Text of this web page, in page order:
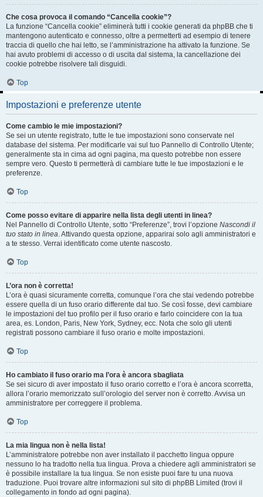
Che cosa provoca il comando “Cancella cookie”?
La funzione “Cancella cookie” eliminerà tutti i cookie generati da phpBB che ti
mantengono autenticato e connesso, oltre a permetterti ad esempio di tenere
traccia di quello che hai letto, se l’amministrazione ha attivato la funzione. Se
hai avuto problemi di accesso o di uscita dal sistema, la cancellazione dei
cookie potrebbe risolvere tali disguidi.
Top
Impostazioni e preferenze utente
Come cambio le mie impostazioni?
Se sei un utente registrato, tutte le tue impostazioni sono conservate nel
database del sistema. Per modificarle vai sul tuo Pannello di Controllo Utente;
generalmente sta in cima ad ogni pagina, ma questo potrebbe non essere
sempre vero. Questo ti permetterà di cambiare tutte le tue impostazioni e le
preferenze.
Top
Come posso evitare di apparire nella lista degli utenti in linea?
Nel Pannello di Controllo Utente, sotto “Preferenze”, trovi l’opzione Nascondi il
tuo stato in linea . Attivando questa opzione, apparirai solo agli amministratori e
a te stesso. Verrai identificato come utente nascosto.
Top
L’ora non è corretta!
L’ora è quasi sicuramente corretta, comunque l’ora che stai vedendo potrebbe
essere quella di un fuso orario differente dal tuo. Se così fosse, devi cambiare
le impostazioni del tuo profilo per il fuso orario e farlo coincidere con la tua
area, es. London, Paris, New York, Sydney, ecc. Nota che solo gli utenti
registrati possono cambiare il fuso orario e molte impostazioni.
Top
Ho cambiato il fuso orario ma l’ora è ancora sbagliata
Se sei sicuro di aver impostato il fuso orario corretto e l’ora è ancora scorretta,
allora l’orario memorizzato sull’orologio del server non è corretto. Avvisa un
amministratore per correggere il problema.
Top
La mia lingua non è nella lista!
L’amministratore potrebbe non aver installato il pacchetto lingua oppure
nessuno lo ha tradotto nella tua lingua. Prova a chiedere agli amministratori se
è possibile installare la tua lingua. Se non esiste puoi fare tu una nuova
traduzione. Puoi trovare altre informazioni sul sito di phpBB Limited (trovi il
collegamento in fondo ad ogni pagina).